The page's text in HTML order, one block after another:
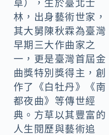
草），生於臺北士
林，出身藝術世家，
其大舅陳秋霖為臺灣
早期三大作曲家之
一，更是臺灣首屆金
曲獎特別獎得主，創
作了《白牡丹》《南
都夜曲》等傳世經
典。方草以其豐富的
人生閱歷與藝術追